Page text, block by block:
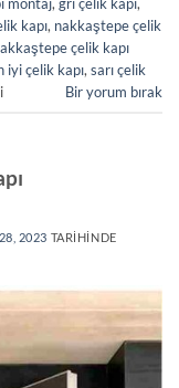
kapı, nakkaştepe çelik
çelik kapı
iyi çelik kapı, sarı çelik
Bir yorum bırak
2023 TARIHINDE